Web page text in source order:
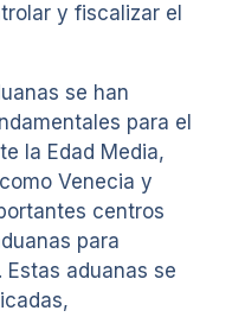
y fiscalizar el
se han
para el
la Edad Media,
Venecia y
centros
para
aduanas se